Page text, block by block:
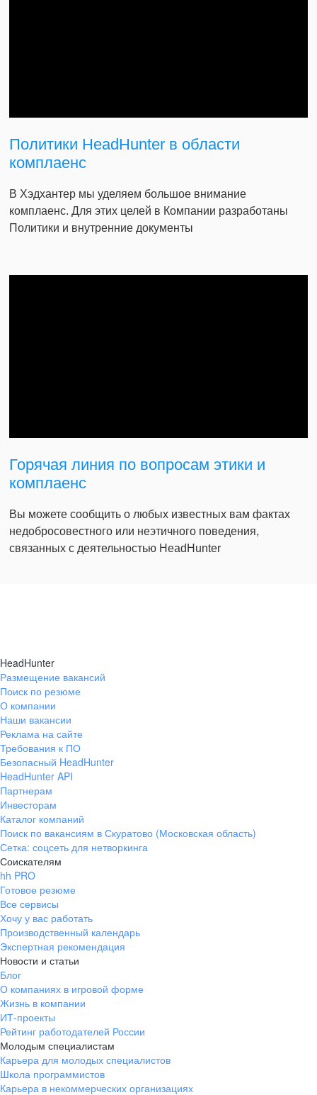
Политики HeadHunter в области
комплаенс
В Хэдхантер мы уделяем большое внимание
комплаенс. Для этих целей в Компании разработаны
Политики и внутренние документы
Горячая линия по вопросам этики и
комплаенс
Вы можете сообщить о любых известных вам фактах
недобросовестного или неэтичного поведения,
связанных с деятельностью HeadHunter
HeadHunter
Размещение вакансий
Поиск по резюме
О компании
Наши вакансии
Реклама на сайте
Требования к ПО
Безопасный HeadHunter
HeadHunter API
Партнерам
Инвесторам
Каталог компаний
Поиск по вакансиям в Скуратово (Московская область)
Сетка: соцсеть для нетворкинга
Соискателям
hh PRO
Готовое резюме
Все сервисы
Хочу у вас работать
Производственный календарь
Экспертная рекомендация
Новости и статьи
Блог
О компаниях в игровой форме
Жизнь в компании
ИТ-проекты
Рейтинг работодателей России
Молодым специалистам
Карьера для молодых специалистов
Школа программистов
Карьера в некоммерческих организациях